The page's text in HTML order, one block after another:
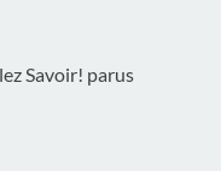
Savoir! parus